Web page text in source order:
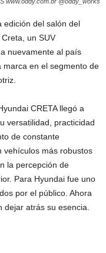
edición del salón del
un SUV
nuevamente al país
marca en el segmento de
CRETA llegó a
versatilidad, practicidad
de constante
vehículos más robustos
la percepción de
Para Hyundai fue uno
por el público. Ahora
atrás su esencia.